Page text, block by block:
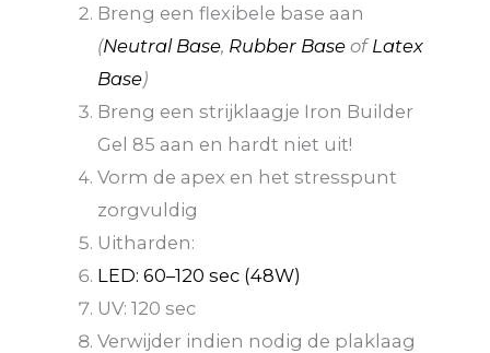
Breng een flexibele base aan
(Neutral Base, Rubber Base ofLatex
Base)
Breng een strijklaagje Iron Builder
Gel 85 aan en hardt niet uit!
Vorm de apex en het stresspunt
zorgvuldig
Uitharden:
LED: 60–120 sec (48W)
UV: 120 sec
Verwijder indien nodig de plaklaag